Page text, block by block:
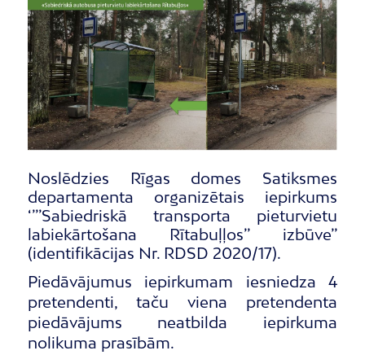
Noslēdzies Rīgas domes Satiksmes
departamenta organizētais iepirkums
‘’’’Sabiedriskā transporta pieturvietu
labiekārtošana Rītabuļļos’’ izbūve’’
(identifikācijas Nr. RDSD 2020/17).
Piedāvājumus iepirkumam iesniedza 4
pretendenti, taču viena pretendenta
piedāvājums neatbilda iepirkuma
nolikuma prasībām.